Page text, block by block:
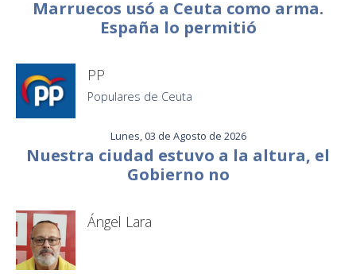
Marruecos usó a Ceuta como arma.
España lo permitió
PP
Populares de Ceuta
Lunes, 03 de Agosto de 2026
Nuestra ciudad estuvo a la altura, el
Gobierno no
Ángel Lara